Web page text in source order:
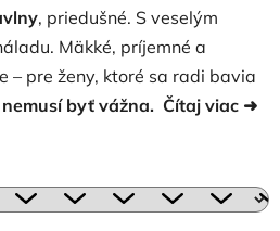
, priedušné. S veselým
Mäkké, príjemné a
– pre ženy, ktoré sa radi bavia
byť vážna. Čítaj viac ➜